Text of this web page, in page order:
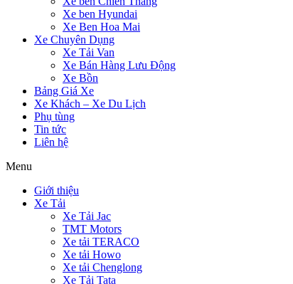
Xe ben Hyundai
Xe Ben Hoa Mai
Xe Chuyên Dụng
Xe Tải Van
Xe Bán Hàng Lưu Động
Xe Bồn
Bảng Giá Xe
Xe Khách – Xe Du Lịch
Phụ tùng
Tin tức
Liên hệ
Menu
Giới thiệu
Xe Tải
Xe Tải Jac
TMT Motors
Xe tải TERACO
Xe tải Howo
Xe tải Chenglong
Xe Tải Tata